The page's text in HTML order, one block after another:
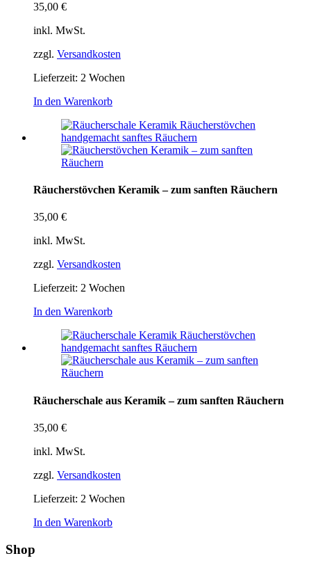
35,00 €
inkl. MwSt.
zzgl. Versandkosten
Lieferzeit: 2 Wochen
In den Warenkorb
Räucherstövchen Keramik – zum sanften Räuchern
35,00 €
inkl. MwSt.
zzgl. Versandkosten
Lieferzeit: 2 Wochen
In den Warenkorb
Räucherschale aus Keramik – zum sanften Räuchern
35,00 €
inkl. MwSt.
zzgl. Versandkosten
Lieferzeit: 2 Wochen
In den Warenkorb
Shop